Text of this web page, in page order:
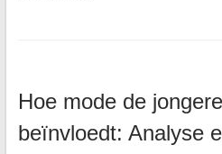
Hoe mode de
beïnvloedt: Analyse